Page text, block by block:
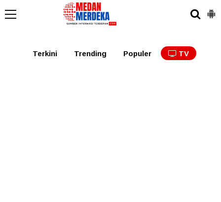
Tabagsel Tapanuli
Terkini Trending Populer TV